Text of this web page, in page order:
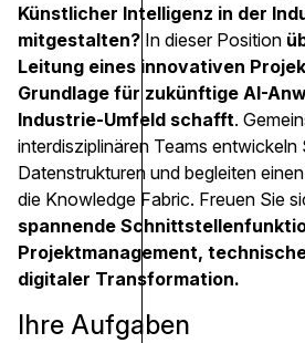
Künstlicher Intelligenz in der
mitgestalten? In dieser Position
Leitung eines innovativen
Grundlage für zukünftige AI-
Industrie-Umfeld schafft.
interdisziplinären Teams entwickeln
Datenstrukturen und begleiten
die Knowledge Fabric. Freuen Sie
spannende
Projektmanagement,
digitaler Transformation.
Ihre Aufgaben